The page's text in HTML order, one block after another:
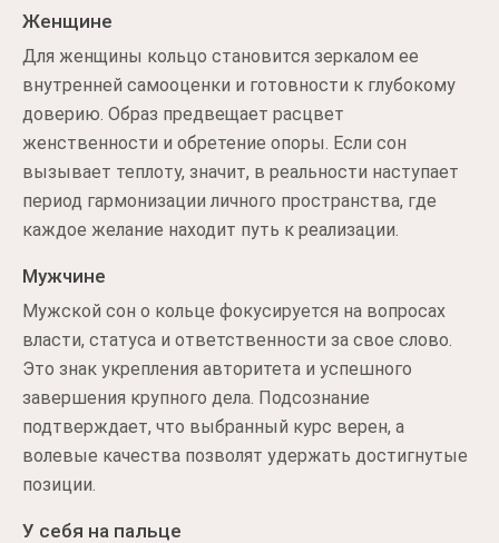
Женщине
Для женщины кольцо становится зеркалом ее
внутренней самооценки и готовности к глубокому
доверию. Образ предвещает расцвет
женственности и обретение опоры. Если сон
вызывает теплоту, значит, в реальности наступает
период гармонизации личного пространства, где
каждое желание находит путь к реализации.
Мужчине
Мужской сон о кольце фокусируется на вопросах
власти, статуса и ответственности за свое слово.
Это знак укрепления авторитета и успешного
завершения крупного дела. Подсознание
подтверждает, что выбранный курс верен, а
волевые качества позволят удержать достигнутые
позиции.
У себя на пальце